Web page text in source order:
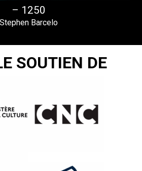
– 1250
Stephen Barcelo
SOUTIEN DE